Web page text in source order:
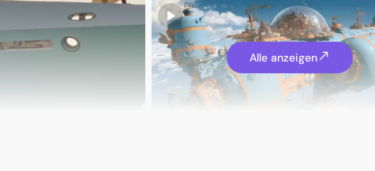
Alle anzeigen